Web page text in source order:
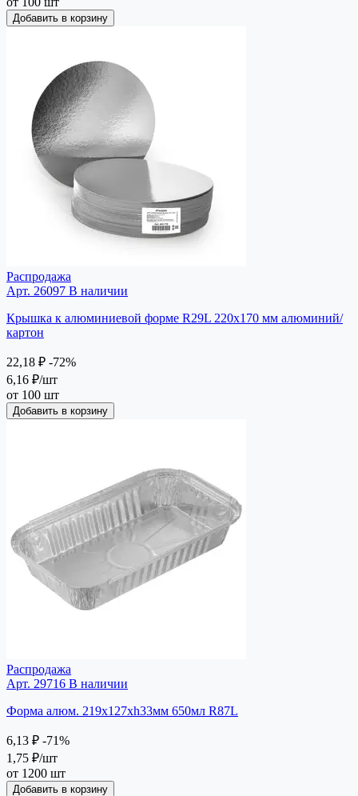
Добавить в корзину
Распродажа
Арт. 26097 В наличии
Крышка к алюминиевой форме R29L 220х170 мм алюминий/
картон
22,18 ₽ -72%
6,16 ₽/шт
от 100 шт
Добавить в корзину
Распродажа
Арт. 29716 В наличии
Форма алюм. 219х127хh33мм 650мл R87L
6,13 ₽ -71%
1,75 ₽/шт
от 1200 шт
Добавить в корзину